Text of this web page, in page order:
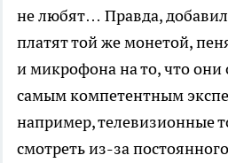
не любят… Правда,
платят той же монетой,
и микрофона на то, что
самым компетентным
например, телевизионные
смотреть из-за